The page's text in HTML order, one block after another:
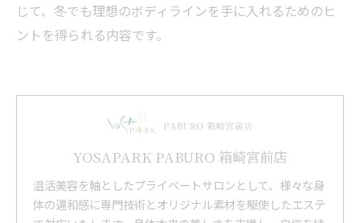
じて、冬でも理想のボディラインを手に入れるためのヒ
ントを得られる内容です。
YOSAPARK PABURO 箱崎宮前店
温活美容を軸としたプライベートサロンとして、様々な身
体の違和感に専門技術とオリジナル素材を駆使したエステ